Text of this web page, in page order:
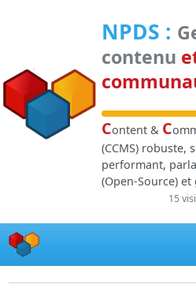
NPDS :
contenu
Content & C
(CCMS) robuste,
performant,
(Open-Source)
15